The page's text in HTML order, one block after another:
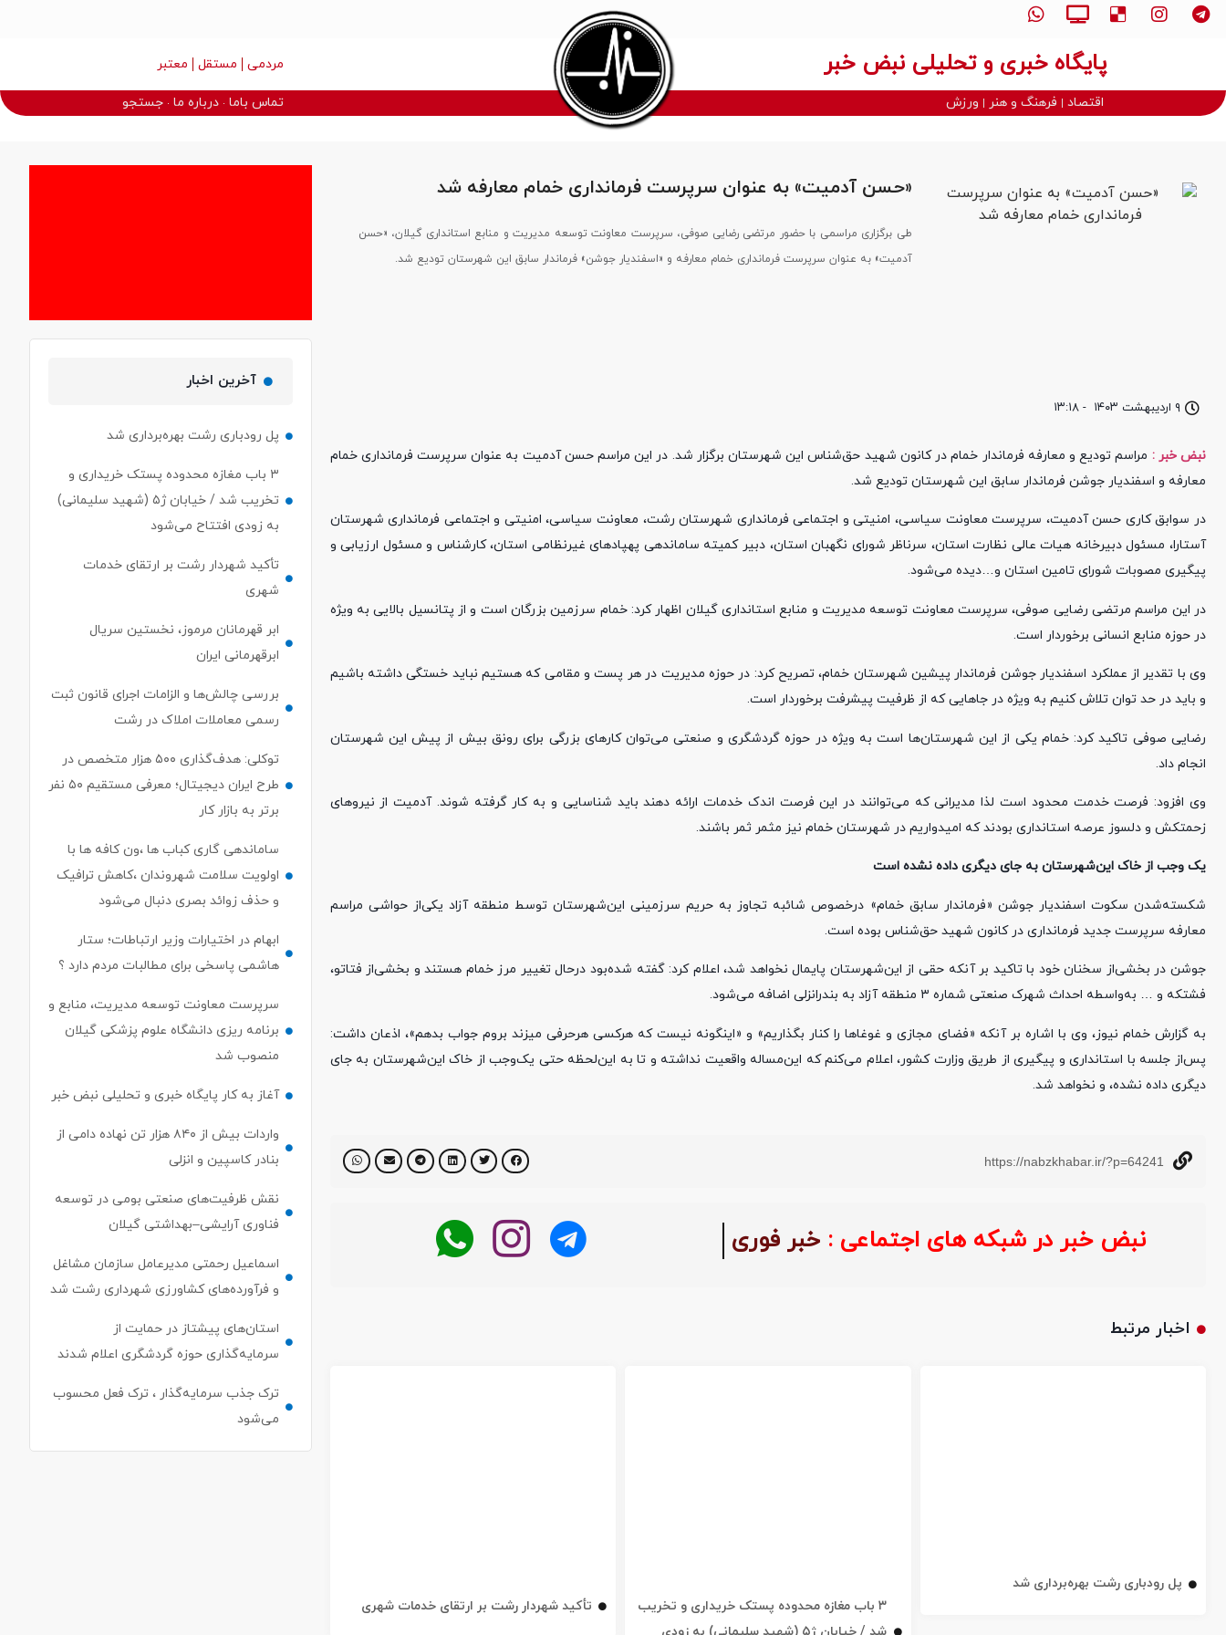
پایگاه خبری و تحلیلی نبض خبر مردمی مستقل معتبر
اقتصاد فرهنگ و هنر ورزش تماس باما درباره ما جستجو
۹ اردیبهشت ۱۴۰۳ - ۱۳:۱۸
«حسن آدمیت» به عنوان سرپرست فرمانداری خمام معارفه شد
طی برگزاری مراسمی با حضور مرتضی رضایی صوفی، سرپرست معاونت توسعه مدیریت و منابع استانداری گیلان، «حسن
آدمیت» به عنوان سرپرست فرمانداری خمام معارفه و «اسفندیار جوشن» فرماندار سابق این شهرستان تودیع شد.
نبض خبر : مراسم تودیع و معارفه فرماندار خمام در کانون شهید حق‌شناس این شهرستان برگزار شد. در این مراسم حسن آدمیت به عنوان سرپرست فرمانداری خمام
معارفه و اسفندیار جوشن فرماندار سابق این شهرستان تودیع شد.
در سوابق کاری حسن آدمیت، سرپرست معاونت سیاسی، امنیتی و اجتماعی فرمانداری شهرستان رشت، معاونت سیاسی، امنیتی و اجتماعی فرمانداری شهرستان
آستارا، مسئول دبیرخانه هیات عالی نظارت استان، سرناظر شورای نگهبان استان، دبیر کمیته ساماندهی پهپادهای غیرنظامی استان، کارشناس و مسئول ارزیابی و
پیگیری مصوبات شورای تامین استان و…دیده می‌شود.
در این مراسم مرتضی رضایی صوفی، سرپرست معاونت توسعه مدیریت و منابع استانداری گیلان اظهار کرد: خمام سرزمین بزرگان است و از پتانسیل بالایی به ویژه
در حوزه منابع انسانی برخوردار است.
وی با تقدیر از عملکرد اسفندیار جوشن فرماندار پیشین شهرستان خمام، تصریح کرد: در حوزه مدیریت در هر پست و مقامی که هستیم نباید خستگی داشته باشیم
و باید در حد توان تلاش کنیم به ویژه در جاهایی که از ظرفیت پیشرفت برخوردار است.
رضایی صوفی تاکید کرد: خمام یکی از این شهرستان‌ها است به ویژه در حوزه گردشگری و صنعتی می‌توان کارهای بزرگی برای رونق بیش از پیش این شهرستان
انجام داد.
وی افزود: فرصت خدمت محدود است لذا مدیرانی که می‌توانند در این فرصت اندک خدمات ارائه دهند باید شناسایی و به کار گرفته شوند. آدمیت از نیروهای
زحمتکش و دلسوز عرصه استانداری بودند که امیدواریم در شهرستان خمام نیز مثمر ثمر باشند.
یک‌ وجب از خاک این‌شهرستان به جای دیگری داده نشده است
شکسته‌شدن سکوت اسفندیار جوشن «فرماندار سابق خمام» درخصوص شائبه تجاوز به حریم سرزمینی این‌شهرستان توسط منطقه آزاد یکی‌از حواشی مراسم
معارفه سرپرست جدید فرمانداری در کانون شهید حق‌شناس بوده است.
جوشن در بخشی‌از سخنان خود با تاکید بر آنکه حقی از این‌شهرستان پایمال نخواهد شد، اعلام کرد: گفته شده‌بود درحال تغییر مرز خمام هستند و بخشی‌از فتاتو،
فشتکه و … به‌واسطه احداث شهرک صنعتی شماره ۳ منطقه آزاد به بندرانزلی اضافه می‌شود.
به گزارش خمام نیوز، وی با اشاره بر آنکه «فضای مجازی و غوغاها را کنار بگذاریم» و «اینگونه نیست که هرکسی هرحرفی میزند بروم جواب بدهم»، اذعان داشت:
پس‌از جلسه با استانداری و پیگیری از طریق وزارت کشور، اعلام می‌کنم که این‌مساله واقعیت نداشته و تا به این‌لحظه حتی یک‌وجب از خاک این‌شهرستان به جای
دیگری داده نشده، و نخواهد شد.
https://nabzkhabar.ir/?p=64241
نبض خبر در شبکه های اجتماعی : خبر فوری
اخبار مرتبط
پل رودباری رشت بهره‌برداری شد
۳ باب مغازه محدوده پستک خریداری و تخریب
تأکید شهردار رشت بر ارتقای خدمات شهری
آخرین اخبار
پل رودباری رشت بهره‌برداری شد
۳ باب مغازه محدوده پستک خریداری و
تخریب شد / خیابان ژ۵ (شهید سلیمانی)
به زودی افتتاح می‌شود
تأکید شهردار رشت بر ارتقای خدمات
شهری
ابر قهرمانان مرموز، نخستین سریال
ابرقهرمانی ایران
بررسی چالش‌ها و الزامات اجرای قانون ثبت
رسمی معاملات املاک در رشت
توکلی: هدف‌گذاری ۵۰۰ هزار متخصص در
طرح ایران دیجیتال؛ معرفی مستقیم ۵۰ نفر
برتر به بازار کار
ساماندهی گاری کباب ها ،ون کافه ها با
اولویت سلامت شهروندان ،کاهش ترافیک
و حذف زوائد بصری دنبال می‌شود
ابهام در اختیارات وزیر ارتباطات؛ ستار
هاشمی پاسخی برای مطالبات مردم دارد ؟
سرپرست معاونت توسعه مدیریت، منابع و
برنامه ریزی دانشگاه علوم پزشکی گیلان
منصوب شد
آغاز به کار پایگاه خبری و تحلیلی نبض خبر
واردات بیش از ۸۴۰ هزار تن نهاده دامی از
بنادر كاسپین و انزلی
نقش ظرفیت‌های صنعتی بومی در توسعه
فناوری آرایشی–بهداشتی گیلان
اسماعیل رحمتی مدیرعامل سازمان مشاغل
و فرآورده‌های کشاورزی شهرداری رشت شد
استان‌های پیشتاز در حمایت از
سرمایه‌گذاری حوزه گردشگری اعلام شدند
ترک جذب سرمایه‌گذار ، ترک فعل محسوب
می‌شود